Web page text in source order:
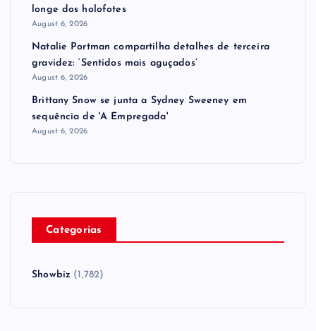
longe dos holofotes
August 6, 2026
Natalie Portman compartilha detalhes de terceira
gravidez: ‘Sentidos mais aguçados’
August 6, 2026
Brittany Snow se junta a Sydney Sweeney em
sequência de ​'A Empregada​'
August 6, 2026
Categorias
Showbiz (1,782)